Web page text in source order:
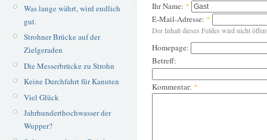
Was lange währt, wird endlich
gut.
Strohner Brücke auf der
Zielgeraden
Die Messerbrücke zu Strohn
Keine Durchfahrt für Kanuten
Viel Glück
Jahrhunderthochwasser der
Wupper?
Ihr Name: *
E-Mail-Adresse: *
Der Inhalt dieses Feldes wird nicht
Homepage:
Betreff:
Kommentar: *